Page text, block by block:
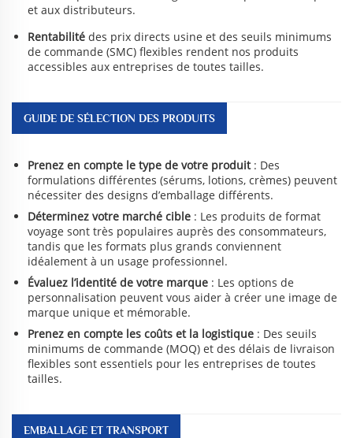
et aux distributeurs.
Rentabilité des prix directs usine et des seuils minimums
de commande (SMC) flexibles rendent nos produits
accessibles aux entreprises de toutes tailles.
GUIDE DE SÉLECTION DES PRODUITS
Prenez en compte le type de votre produit : Des
formulations différentes (sérums, lotions, crèmes) peuvent
nécessiter des designs d’emballage différents.
Déterminez votre marché cible : Les produits de format
voyage sont très populaires auprès des consommateurs,
tandis que les formats plus grands conviennent
idéalement à un usage professionnel.
Évaluez l’identité de votre marque : Les options de
personnalisation peuvent vous aider à créer une image de
marque unique et mémorable.
Prenez en compte les coûts et la logistique : Des seuils
minimums de commande (MOQ) et des délais de livraison
flexibles sont essentiels pour les entreprises de toutes
tailles.
EMBALLAGE ET TRANSPORT